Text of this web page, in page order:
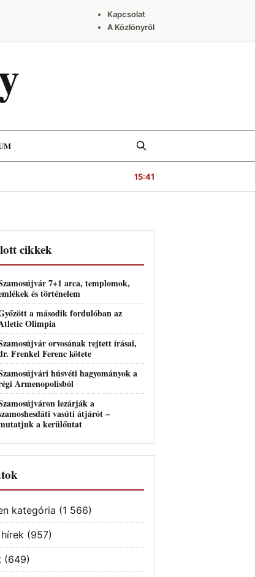
Kapcsolat
A Közlönyről
Keresés
15:41
cikkek
7+1 arca, templomok,
és történelem
a második fordulóban az
Olimpia
orvosának rejtett írásai,
Frenkel Ferenc kötete
húsvéti hagyományok a
Armenopolisból
lezárják a
vasúti átjárót –
a kerülőutat
kategória (1 566)
(957)
(649)